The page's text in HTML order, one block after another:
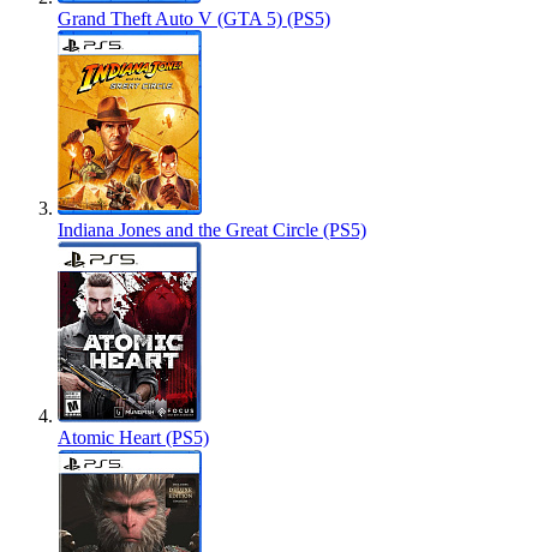
Grand Theft Auto V (GTA 5) (PS5)
Indiana Jones and the Great Circle (PS5)
Atomic Heart (PS5)